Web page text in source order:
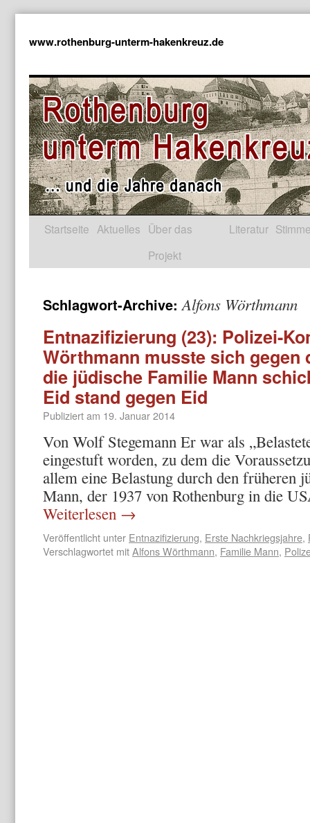
www.rothenburg-unterm-hakenkreuz.de
Startseite Aktuelles Über das
Projekt
Literatur
Schlagwort-Archive:Alfons Wörthmann
Entnazifizierung (23): Polizei-
Wörthmann musste sich gegen
die jüdische Familie Mann
Eid stand gegen Eid
Publiziert am 19. Januar 2014
Von Wolf Stegemann Er war als
eingestuft worden, zu dem die
allem eine Belastung durch den früheren
Mann, der 1937 von Rothenburg in die
Weiterlesen →
Veröffentlicht unter Entnazifizierung, Erste Nachkriegsjahre,
Verschlagwortet mitAlfons Wörthmann, Familie Mann,